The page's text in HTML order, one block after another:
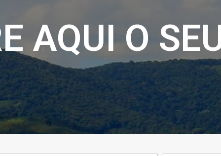
AQUI O